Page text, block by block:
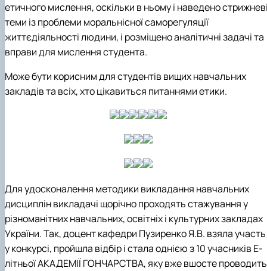
етичного мислення, оскільки в ньому і наведено
теми із проблеми моральнісної саморегуляції
життєдіяльності людини, і розміщено аналітичні задачі та
вправи для мислення студента.
Може бути корисним для студентів вищих навчальних
закладів та всіх, хто цікавиться питаннями етики.
Для удосконалення методики викладання навчальних
дисциплін викладачі щорічно проходять стажування у
різноманітних навчальних, освітніх і культурних закладах
України. Так, доцент кафедри Пузиренко Я.В. взяла участь
у конкурсі, пройшла відбір і стала однією з 10 учасників Е-
літньої АКАДЕМІЇ ГОНЧАРСТВА, яку вже вшосте проводить